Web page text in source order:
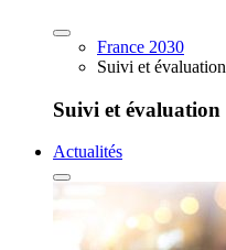
France 2030
Suivi et évaluation
Suivi et évaluation
Actualités